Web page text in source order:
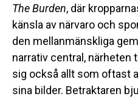
TheBurden, där
känsla av närvaro och
den mellanmänskliga
narrativ central, närheten
sig också allt som oftast
sina bilder. Betraktaren